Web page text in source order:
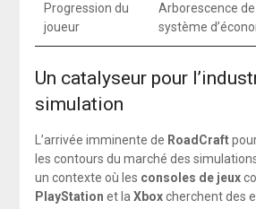
Progression du
joueur
Arborescence
système
Un catalyseur pour
simulation
L’arrivée imminente de RoadCraft
les contours du marché des
un contexte où les consoles de jeux
PlayStation et laXboxcherchent des